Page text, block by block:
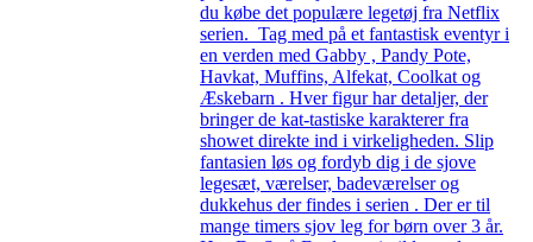
du købe det populære legetøj fra Netflix
serien. Tag med på et fantastisk eventyr i
en verden med Gabby , Pandy Pote,
Havkat, Muffins, Alfekat, Coolkat og
Æskebarn . Hver figur har detaljer, der
bringer de kat-tastiske karakterer fra
showet direkte ind i virkeligheden. Slip
fantasien løs og fordyb dig i de sjove
legesæt, værelser, badeværelser og
dukkehus der findes i serien . Der er til
mange timers sjov leg for børn over 3 år.